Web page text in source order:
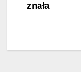
znała